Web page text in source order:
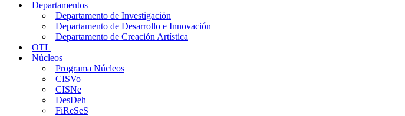
Departamentos
Departamento de Investigación
Departamento de Desarrollo e Innovación
Departamento de Creación Artística
OTL
Núcleos
Programa Núcleos
CISVo
CISNe
DesDeh
FiReSeS